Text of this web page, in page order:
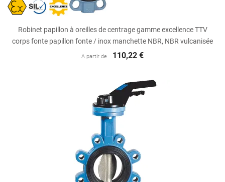
Robinet papillon à oreilles de centrage gamme excellence TTV
corps fonte papillon fonte / inox manchette NBR, NBR vulcanisée
A partir de 110,22 €